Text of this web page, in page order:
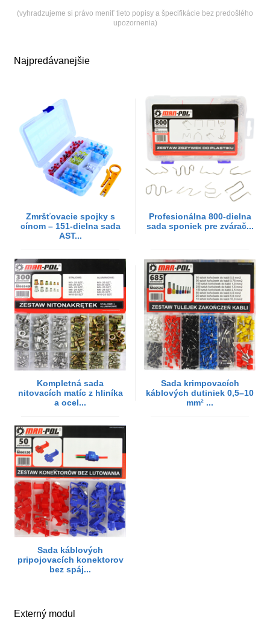
Najpredávanejšie
Zmršťovacie spojky s
cínom – 151-dielna sada
AST...
Profesionálna 800-dielna
sada sponiek pre zvárač...
Kompletná sada
nitovacích matíc z hliníka
a ocel...
Sada krimpovacích
káblových dutiniek 0,5–10
mm² ...
Sada káblových
pripojovacích konektorov
bez spáj...
Externý modul
(vyhradzujeme si právo meniť tieto popisy a špecifikácie bez predošlého
upozornenia)